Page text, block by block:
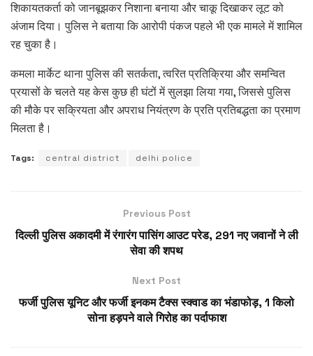
शिकायतकर्ता को जानबूझकर निशाना बनाया और चाकू दिखाकर लूट को
अंजाम दिया। पुलिस ने बताया कि आरोपी पंकज पहले भी एक मामले में शामिल
रह चुका है।
कमला मार्केट थाना पुलिस की सतर्कता, त्वरित प्रतिक्रिया और समन्वित
प्रयासों के चलते यह केस कुछ ही घंटों में सुलझा लिया गया, जिससे पुलिस
की मौके पर सक्रियता और अपराध नियंत्रण के प्रति प्रतिबद्धता का प्रमाण
मिलता है।
Tags: central district delhi police
Previous Post
दिल्ली पुलिस अकादमी में रंगारंग पासिंग आउट परेड, 291 नए जवानों ने ली
सेवा की शपथ
Next Post
फर्जी पुलिस यूनिट और फर्जी इनकम टैक्स स्क्वाड का भंडाफोड़, 1 किलो
सोना हड़पने वाले गिरोह का पर्दाफाश